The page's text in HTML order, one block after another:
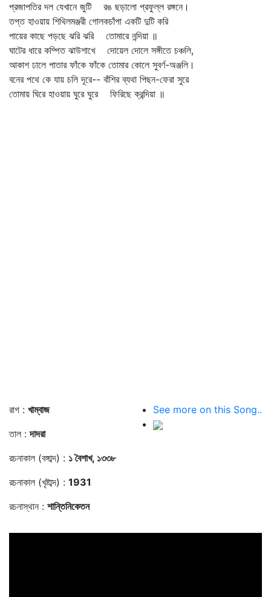
প্রজাপতির দল যেখানে জুটি রঙ ছড়ালো প্রফুল্ল রঙ্গনে।
তপ্ত হাওয়ায় শিথিলমঞ্জরী গোলকচাঁপা একটি দুটি করি
পায়ের কাছে পড়ছে ঝরি ঝরি তোমারে নন্দিয়া ॥
ঘাটের ধারে কম্পিত ঝাউশাখে দোয়েল দোলে সঙ্গীতে চঞ্চলি,
আকাশ ঢালে পাতার ফাঁকে ফাঁকে তোমার কোলে সুবর্ণ-অঞ্জলি।
বনের পথে কে যায় চলি দূরে-- বাঁশির ব্যথা পিছন-ফেরা সুরে
তোমায় ঘিরে হাওয়ায় ঘুরে ঘুরে ফিরিছে ক্রন্দিয়া ॥
রাগ : খাম্বাজ
তাল :দাদরা
রচনাকাল (বঙ্গাব্দ) : ১ বৈশাখ, ১৩৩৮
রচনাকাল (খৃষ্টাব্দ) : 1931
রচনাস্থান : শান্তিনিকেতন
See more on this Song..